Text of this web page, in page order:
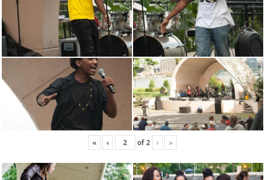
« ‹ of2 › »